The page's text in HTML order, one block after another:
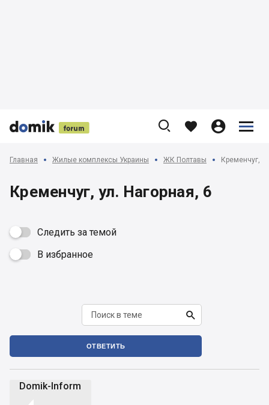


 
    


Главная Жилые комплексы Украины ЖК Полтавы Кременчуг,
Кременчуг, ул. Нагорная, 6
Следить за темой
 В избранное

ОТВЕТИТЬ
Domik-Inform